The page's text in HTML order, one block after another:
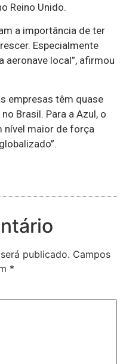
Reino Unido.
a importância de ter
Especialmente
local”, afirmou
empresas têm quase
Brasil. Para a Azul, o
nível maior de força
publicado. Campos
*